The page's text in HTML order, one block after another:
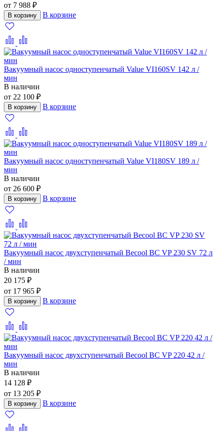
от 7 988 ₽
В корзину В корзине
Вакуумный насос одноступенчатый Value VI160SV 142 л /
мин
В наличии
от 22 100 ₽
В корзину В корзине
Вакуумный насос одноступенчатый Value VI180SV 189 л /
мин
В наличии
от 26 600 ₽
В корзину В корзине
Вакуумный насос двухступенчатый Becool BC VP 230 SV 72 л
/ мин
В наличии
20 175 ₽
от 17 965 ₽
В корзину В корзине
Вакуумный насос двухступенчатый Becool BC VP 220 42 л /
мин
В наличии
14 128 ₽
от 13 205 ₽
В корзину В корзине